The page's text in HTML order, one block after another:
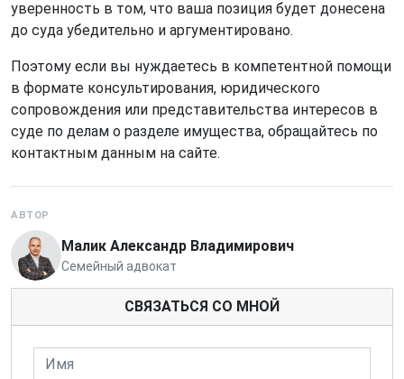
уверенность в том, что ваша позиция будет донесена
до суда убедительно и аргументировано.
Поэтому если вы нуждаетесь в компетентной помощи
в формате консультирования, юридического
сопровождения или представительства интересов в
суде по делам о разделе имущества, обращайтесь по
контактным данным на сайте.
АВТОР
Малик Александр Владимирович
Семейный адвокат
СВЯЗАТЬСЯ СО МНОЙ
Имя